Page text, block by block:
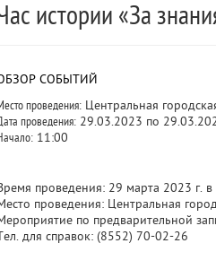
истории «За
СОБЫТИЙ
проведения: Центральная
проведения: 29.03.2023 по
11:00
проведения: 29 марта 2023 г. в
проведения: Центральная
по предварительной
для справок: (8552) 70-02-26